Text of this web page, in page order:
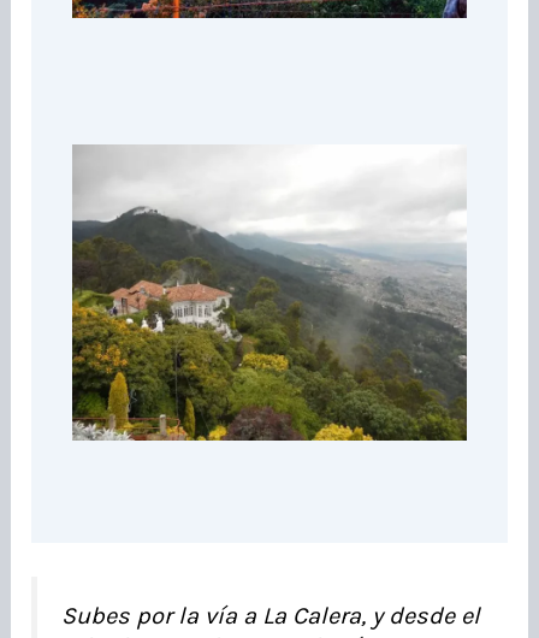
Subes por la vía a La Calera, y desde el